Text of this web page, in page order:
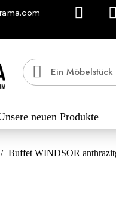
neuen Produkte
Buffet WINDSOR